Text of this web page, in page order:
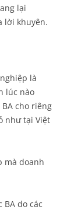
lại
lời khuyên.
là
lúc nào
cho riêng
như tại Việt
mà doanh
do các